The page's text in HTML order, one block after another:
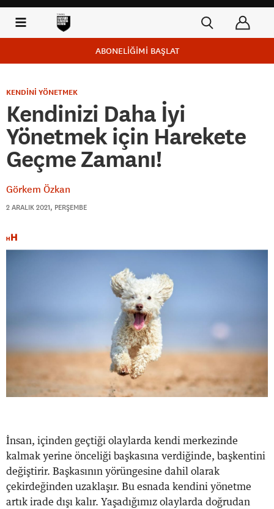
ABONELİĞİMİ BAŞLAT
KENDİNİ YÖNETMEK
Kendinizi Daha İyi
Yönetmek için Harekete
Geçme Zamanı!
Görkem Özkan
2 ARALIK 2021, PERŞEMBE
İnsan, içinden geçtiği olaylarda kendi merkezinde
kalmak yerine önceliği başkasına verdiğinde, başkentini
değiştirir. Başkasının yörüngesine dahil olarak
çekirdeğinden uzaklaşır. Bu esnada kendini yönetme
artık irade dışı kalır. Yaşadığımız olaylarda doğrudan